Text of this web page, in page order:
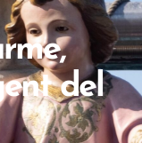
del